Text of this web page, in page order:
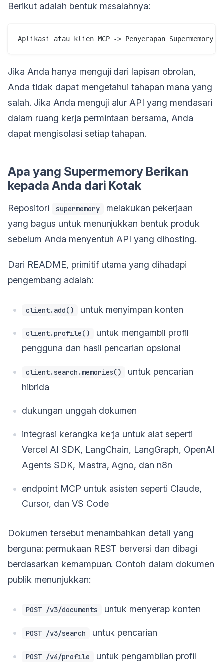
Berikut adalah bentuk masalahnya:
Jika Anda hanya menguji dari lapisan obrolan,
Anda tidak dapat mengetahui tahapan mana yang
salah. Jika Anda menguji alur API yang mendasari
dalam ruang kerja permintaan bersama, Anda
dapat mengisolasi setiap tahapan.
Apa yang Supermemory Berikan
kepada Anda dari Kotak
Repositori supermemory
melakukan pekerjaan
yang bagus untuk menunjukkan bentuk produk
sebelum Anda menyentuh API yang dihosting.
Dari README, primitif utama yang dihadapi
pengembang adalah:
client.add() untuk menyimpan konten
client.profile()
untuk mengambil profil
pengguna dan hasil pencarian opsional
client.search.memories()
untuk pencarian
hibrida
dukungan unggah dokumen
integrasi kerangka kerja untuk alat seperti
Vercel AI SDK, LangChain, LangGraph, OpenAI
Agents SDK, Mastra, Agno, dan n8n
endpoint MCP untuk asisten seperti Claude,
Cursor, dan VS Code
Dokumen tersebut menambahkan detail yang
berguna: permukaan REST berversi dan dibagi
berdasarkan kemampuan. Contoh dalam dokumen
publik menunjukkan:
POST /v3/documents untuk menyerap konten
POST /v3/search untuk pencarian
POST /v4/profile untuk pengambilan profil